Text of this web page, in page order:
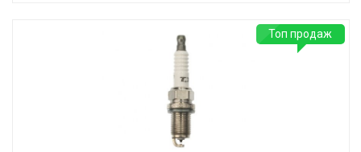
Топ продаж